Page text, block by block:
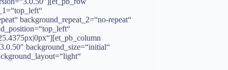
background_repeat_2=“no-repeat“
background_size=“initial“